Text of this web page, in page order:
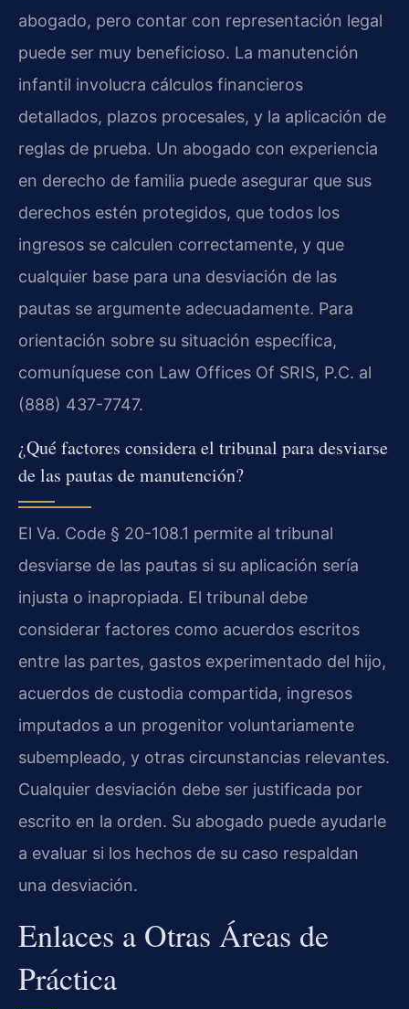
abogado, pero contar con representación legal
puede ser muy beneficioso. La manutención
infantil involucra cálculos financieros
detallados, plazos procesales, y la aplicación de
reglas de prueba. Un abogado con experiencia
en derecho de familia puede asegurar que sus
derechos estén protegidos, que todos los
ingresos se calculen correctamente, y que
cualquier base para una desviación de las
pautas se argumente adecuadamente. Para
orientación sobre su situación específica,
comuníquese con Law Offices Of SRIS, P.C. al
(888) 437-7747.
¿Qué factores considera el tribunal para desviarse
de las pautas de manutención?
El Va. Code § 20-108.1 permite al tribunal
desviarse de las pautas si su aplicación sería
injusta o inapropiada. El tribunal debe
considerar factores como acuerdos escritos
entre las partes, gastos experimentado del hijo,
acuerdos de custodia compartida, ingresos
imputados a un progenitor voluntariamente
subempleado, y otras circunstancias relevantes.
Cualquier desviación debe ser justificada por
escrito en la orden. Su abogado puede ayudarle
a evaluar si los hechos de su caso respaldan
una desviación.
Enlaces a Otras Áreas de
Práctica